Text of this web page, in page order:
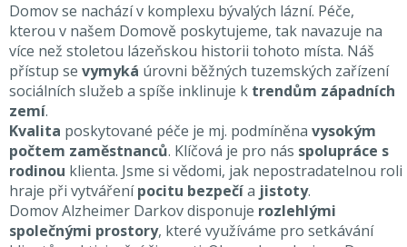
Domov se nachází v komplexu bývalých lázní. Péče,
kterou v našem Domově poskytujeme, tak navazuje na
více než stoletou lázeňskou historii tohoto místa. Náš
přístup se vymyká úrovni běžných tuzemských zařízení
sociálních služeb a spíše inklinuje k trendům západních
zemí.
Kvalita poskytované péče je mj. podmíněna vysokým
počtem zaměstnanců. Klíčová je pro nás spolupráce s
rodinou klienta. Jsme si vědomi, jak nepostradatelnou roli
hraje při vytvářenípocitu bezpečía jistoty.
Domov Alzheimer Darkov disponuje rozlehlými
společnými prostory, které využíváme pro setkávání